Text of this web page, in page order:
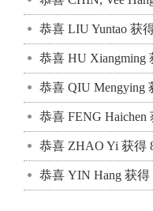
恭喜 LIU Yuntao 获
恭喜 HU Xiangming
恭喜 QIU Mengying
恭喜 FENG Haichen
恭喜 ZHAO Yi 获得
恭喜 YIN Hang 获得